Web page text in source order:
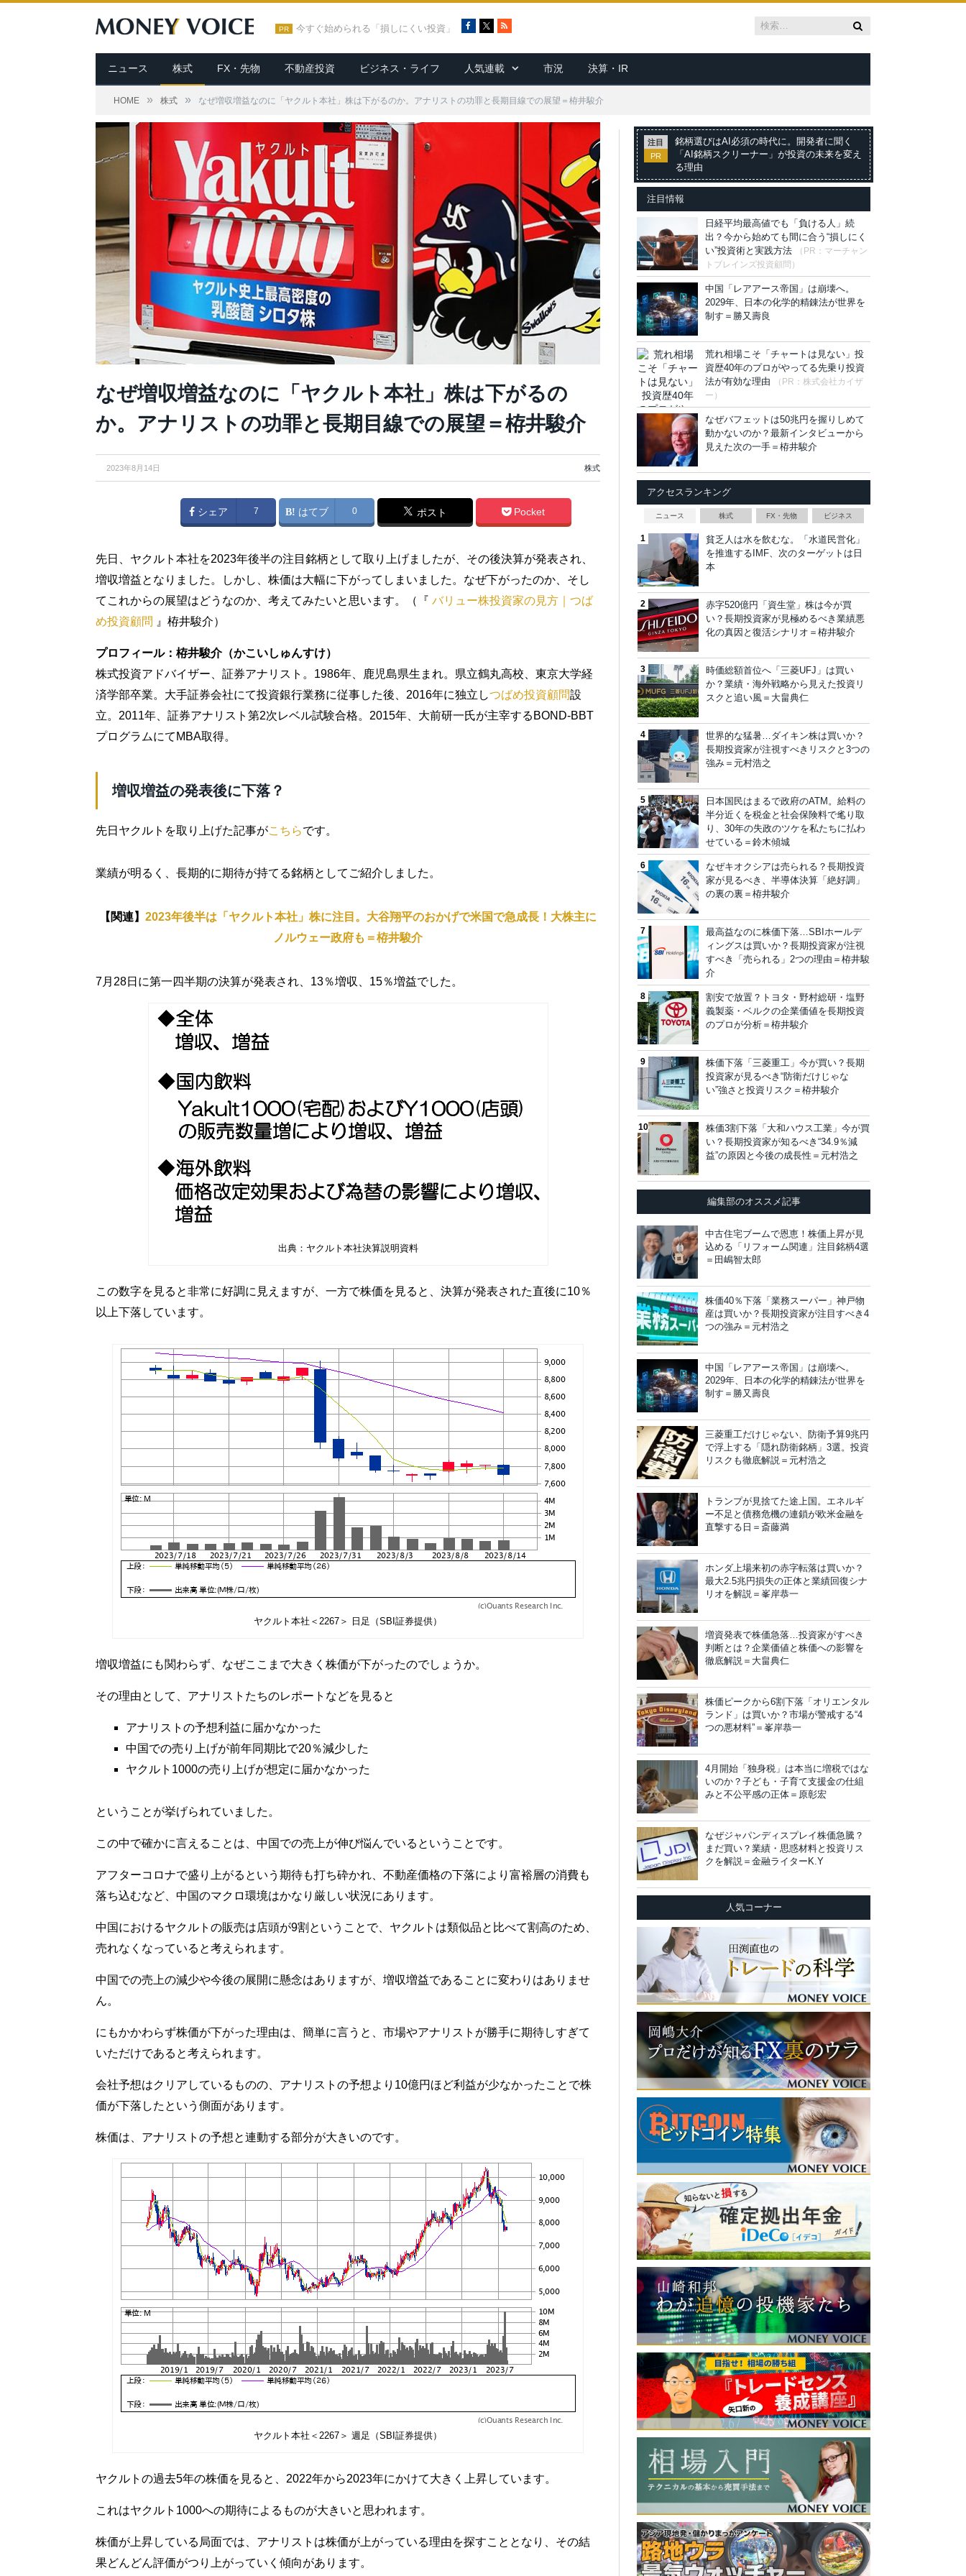
PR 今すぐ始められる「損しにくい投資」
c
e
b
o
R
S
ニュース 株式 FX・先物 不動産投資 ビジネス・ライフ 人気連載 市況 決算・IR
HOME » 株式 » なぜ増収増益なのに「ヤクルト本社」株は下がるのか。アナリストの功罪と長期目線での展望＝栫井駿介
なぜ増収増益なのに「ヤクルト本社」株は下がるの
か。アナリストの功罪と長期目線での展望＝栫井駿介
2023年8月14日 株式
シェア 7 はてブ 0 ポスト Pocket
先日、ヤクルト本社を2023年後半の注目銘柄として取り上げましたが、その後決算が発表され、
増収増益となりました。しかし、株価は大幅に下がってしまいました。なぜ下がったのか、そし
てこれからの展望はどうなのか、考えてみたいと思います。（『 バリュー株投資家の見方｜つば
め投資顧問 』栫井駿介）
プロフィール：栫井駿介（かこいしゅんすけ）
株式投資アドバイザー、証券アナリスト。1986年、鹿児島県生まれ。県立鶴丸高校、東京大学経
済学部卒業。大手証券会社にて投資銀行業務に従事した後、2016年に独立しつばめ投資顧問設
立。2011年、証券アナリスト第2次レベル試験合格。2015年、大前研一氏が主宰するBOND-BBT
プログラムにてMBA取得。
増収増益の発表後に下落？
先日ヤクルトを取り上げた記事がこちらです。
業績が明るく、長期的に期待が持てる銘柄としてご紹介しました。
【関連】 2023年後半は「ヤクルト本社」株に注目。大谷翔平のおかげで米国で急成長！大株主に
ノルウェー政府も＝栫井駿介
7月28日に第一四半期の決算が発表され、13％増収、15％増益でした。
出典：ヤクルト本社決算説明資料
この数字を見ると非常に好調に見えますが、一方で株価を見ると、決算が発表された直後に10％
以上下落しています。
ヤクルト本社＜2267＞ 日足（SBI証券提供）
増収増益にも関わらず、なぜここまで大きく株価が下がったのでしょうか。
その理由として、アナリストたちのレポートなどを見ると
アナリストの予想利益に届かなかった
中国での売り上げが前年同期比で20％減少した
ヤクルト1000の売り上げが想定に届かなかった
ということが挙げられていました。
この中で確かに言えることは、中国での売上が伸び悩んでいるということです。
アフターコロナで盛り上がるという期待も打ち砕かれ、不動産価格の下落により富裕層の消費も
落ち込むなど、中国のマクロ環境はかなり厳しい状況にあります。
中国におけるヤクルトの販売は店頭が9割ということで、ヤクルトは類似品と比べて割高のため、
売れなくなっていると考えられます。
中国での売上の減少や今後の展開に懸念はありますが、増収増益であることに変わりはありませ
ん。
にもかかわらず株価が下がった理由は、簡単に言うと、市場やアナリストが勝手に期待しすぎて
いただけであると考えられます。
会社予想はクリアしているものの、アナリストの予想より10億円ほど利益が少なかったことで株
価が下落したという側面があります。
株価は、アナリストの予想と連動する部分が大きいのです。
ヤクルト本社＜2267＞ 週足（SBI証券提供）
ヤクルトの過去5年の株価を見ると、2022年から2023年にかけて大きく上昇しています。
これはヤクルト1000への期待によるものが大きいと思われます。
株価が上昇している局面では、アナリストは株価が上がっている理由を探すこととなり、その結
果どんどん評価がつり上がっていく傾向があります。
注目
PR
銘柄選びはAI必須の時代に。開発者に聞く
「AI銘柄スクリーナー」が投資の未来を変え
る理由
注目情報
日経平均最高値でも「負ける人」続
出？今から始めても間に合う“損しにく
い”投資術と実践方法
（PR：マーチャン
トブレインズ投資顧問）
中国「レアアース帝国」は崩壊へ。
2029年、日本の化学的精錬法が世界を
制す＝勝又壽良
荒れ相場こそ「チャートは見ない」投
資歴40年のプロがやってる先乗り投資
法が有効な理由
（PR：株式会社カイザ
ー）
なぜバフェットは50兆円を握りしめて
動かないのか？最新インタビューから
見えた次の一手＝栫井駿介
アクセスランキング
ニュース 株式 FX・先物 ビジネス
貧乏人は水を飲むな。「水道民営化」
を推進するIMF、次のターゲットは日
本
赤字520億円「資生堂」株は今が買
い？長期投資家が見極めるべき業績悪
化の真因と復活シナリオ＝栫井駿介
時価総額首位へ「三菱UFJ」は買い
か？業績・海外戦略から見えた投資リ
スクと追い風＝大畠典仁
世界的な猛暑…ダイキン株は買いか？
長期投資家が注視すべきリスクと3つの
強み＝元村浩之
日本国民はまるで政府のATM。給料の
半分近くを税金と社会保険料で毟り取
り、30年の失政のツケを私たちに払わ
せている＝鈴木傾城
なぜキオクシアは売られる？長期投資
家が見るべき、半導体決算「絶好調」
の裏の裏＝栫井駿介
最高益なのに株価下落…SBIホールデ
ィングスは買いか？長期投資家が注視
すべき「売られる」2つの理由＝栫井駿
介
割安で放置？トヨタ・野村総研・塩野
義製薬・ベルクの企業価値を長期投資
のプロが分析＝栫井駿介
株価下落「三菱重工」今が買い？長期
投資家が見るべき“防衛だけじゃな
い”強さと投資リスク＝栫井駿介
株価3割下落「大和ハウス工業」今が買
い？長期投資家が知るべき“34.9％減
益”の原因と今後の成長性＝元村浩之
編集部のオススメ記事
中古住宅ブームで恩恵！株価上昇が見
込める「リフォーム関連」注目銘柄4選
＝田嶋智太郎
株価40％下落「業務スーパー」神戸物
産は買いか？長期投資家が注目すべき4
つの強み＝元村浩之
中国「レアアース帝国」は崩壊へ。
2029年、日本の化学的精錬法が世界を
制す＝勝又壽良
三菱重工だけじゃない、防衛予算9兆円
で浮上する「隠れ防衛銘柄」3選。投資
リスクも徹底解説＝元村浩之
トランプが見捨てた途上国。エネルギ
ー不足と債務危機の連鎖が欧米金融を
直撃する日＝斎藤満
ホンダ上場来初の赤字転落は買いか？
最大2.5兆円損失の正体と業績回復シナ
リオを解説＝峯岸恭一
増資発表で株価急落…投資家がすべき
判断とは？企業価値と株価への影響を
徹底解説＝大畠典仁
株価ピークから6割下落「オリエンタル
ランド」は買いか？市場が警戒する“4
つの悪材料”＝峯岸恭一
4月開始「独身税」は本当に増税ではな
いのか？子ども・子育て支援金の仕組
みと不公平感の正体＝原彰宏
なぜジャパンディスプレイ株価急騰？
まだ買い？業績・思惑材料と投資リス
クを解説＝金融ライターK.Y
人気コーナー